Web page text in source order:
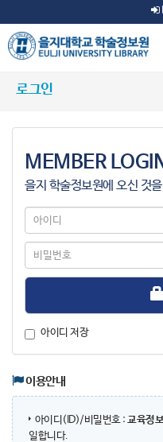
로그인
MEMBER LOGIN
을지 학술정보원에 오신 것
아
디
비
번
아이디 저장
이용안내
아이디(ID)/비밀번호 : 교육정
일합니다.